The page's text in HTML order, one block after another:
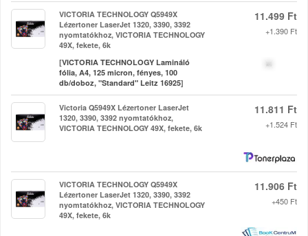
VICTORIA TECHNOLOGY Q5949X
Lézertoner LaserJet 1320, 3390, 3392
nyomtatókhoz, VICTORIA TECHNOLOGY
49X, fekete, 6k
[VICTORIA TECHNOLOGY Lamináló
fólia, A4, 125 micron, fényes, 100
db/doboz, "Standard" Leitz 16925]
11.499 Ft
+1.390 Ft
Victoria Q5949X Lézertoner LaserJet
1320, 3390, 3392 nyomtatókhoz,
VICTORIA TECHNOLOGY 49X, fekete, 6k
11.811 Ft
+1.524 Ft
VICTORIA TECHNOLOGY Q5949X
Lézertoner LaserJet 1320, 3390, 3392
nyomtatókhoz, VICTORIA TECHNOLOGY
49X, fekete, 6k
11.906 Ft
+450 Ft